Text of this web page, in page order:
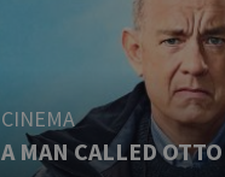
CINEMA
A MAN CALLED OTTO
Google